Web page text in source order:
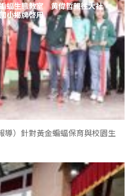
蝠生態教室 黄偉哲親往大社
小揭牌啓用
導）針對黃金蝙蝠保育與校園生